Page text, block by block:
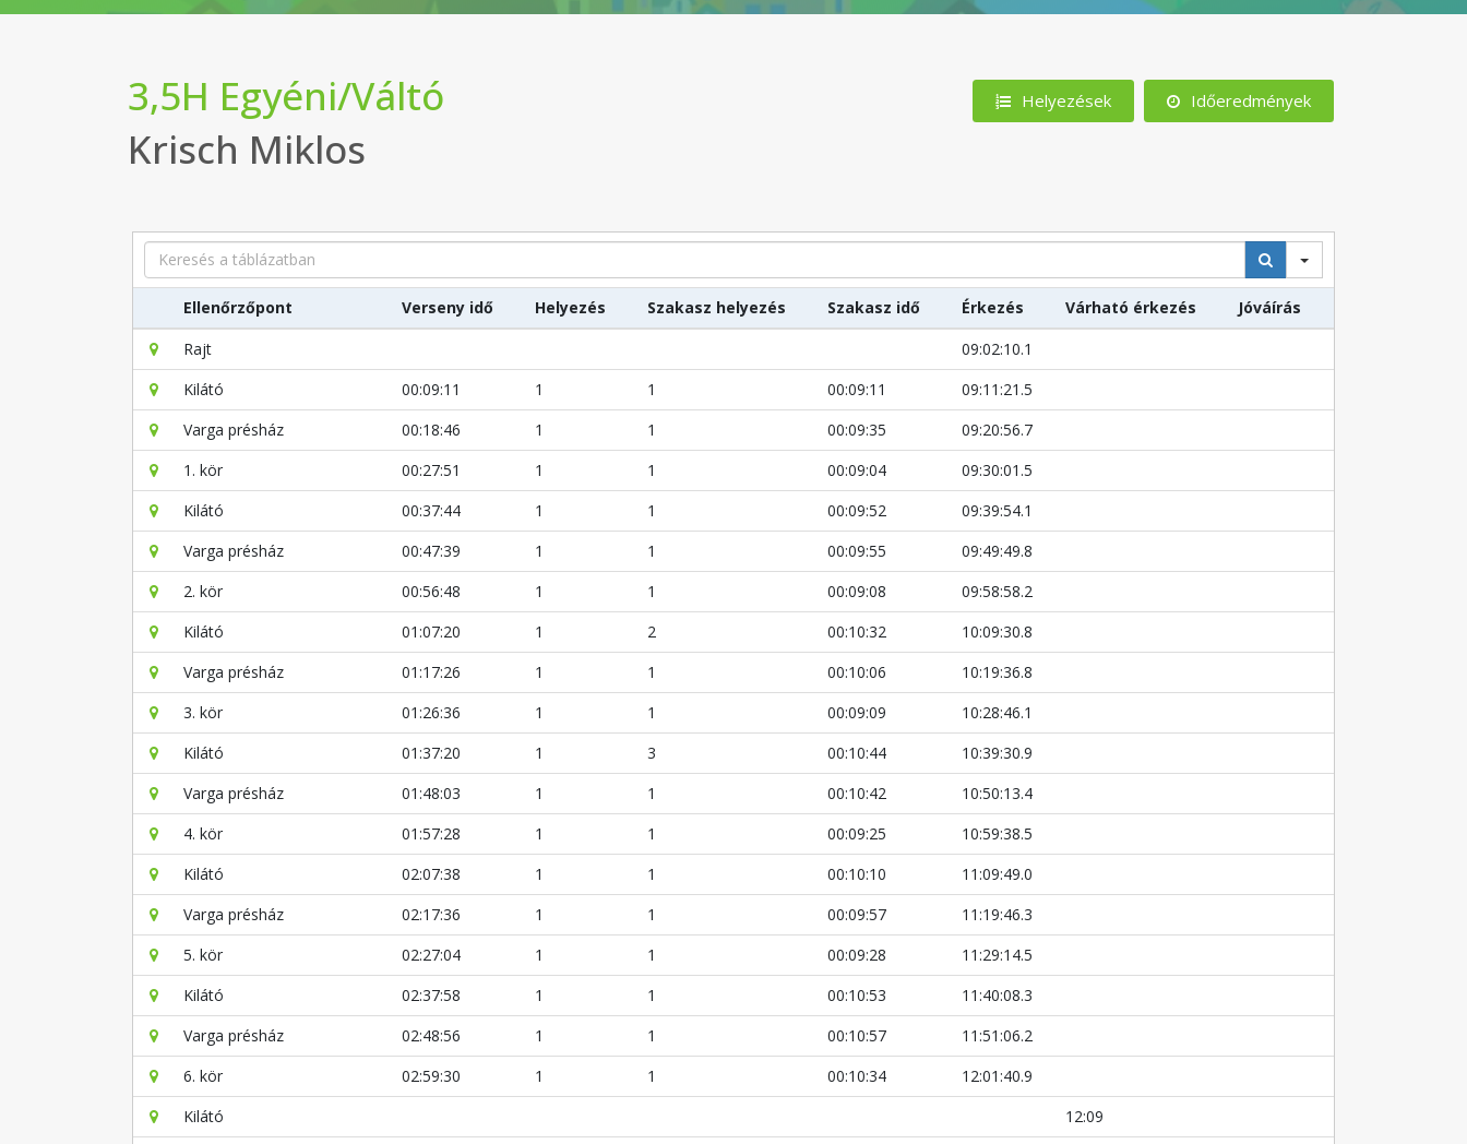
Helyezések Időeredmények
3,5H Egyéni/Váltó
Krisch Miklos
Search
Ellenőrzőpont Verseny idő Helyezés Szakasz helyezés Szakasz idő Érkezés Várható érkezés
Jóváírás
Rajt
09:02:10.1
Kilátó
00:09:11 1 1 00:09:11
09:11:21.5
Varga présház
00:18:46 1 1 00:09:35
09:20:56.7
1. kör
00:27:51 1 1 00:09:04
09:30:01.5
Kilátó
00:37:44 1 1 00:09:52
09:39:54.1
Varga présház
00:47:39 1 1 00:09:55
09:49:49.8
2. kör
00:56:48 1 1 00:09:08
09:58:58.2
Kilátó
01:07:20 1 2 00:10:32
10:09:30.8
Varga présház
01:17:26 1 1 00:10:06
10:19:36.8
3. kör
01:26:36 1 1 00:09:09
10:28:46.1
Kilátó
01:37:20 1 3 00:10:44
10:39:30.9
Varga présház
01:48:03 1 1 00:10:42
10:50:13.4
4. kör
01:57:28 1 1 00:09:25
10:59:38.5
Kilátó
02:07:38 1 1 00:10:10
11:09:49.0
Varga présház
02:17:36 1 1 00:09:57
11:19:46.3
5. kör
02:27:04 1 1 00:09:28
11:29:14.5
Kilátó
02:37:58 1 1 00:10:53
11:40:08.3
Varga présház
02:48:56 1 1 00:10:57
11:51:06.2
6. kör
02:59:30 1 1 00:10:34
12:01:40.9
Kilátó
12:09